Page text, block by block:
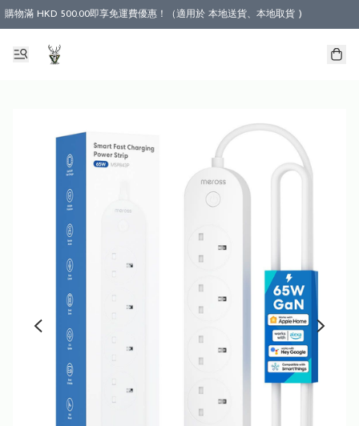
購物滿 HKD 500.00即享免運費優惠！（適用於 本地送貨、本地取貨 )